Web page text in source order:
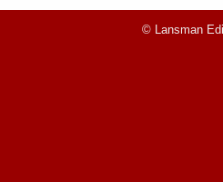
© Lansman